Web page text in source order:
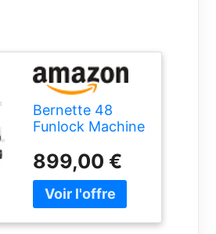
Bernette 48
Funlock Machine
prix avantageux
Surjeteuse
Coverstich
machine avec
grande Étendue
899,00 €